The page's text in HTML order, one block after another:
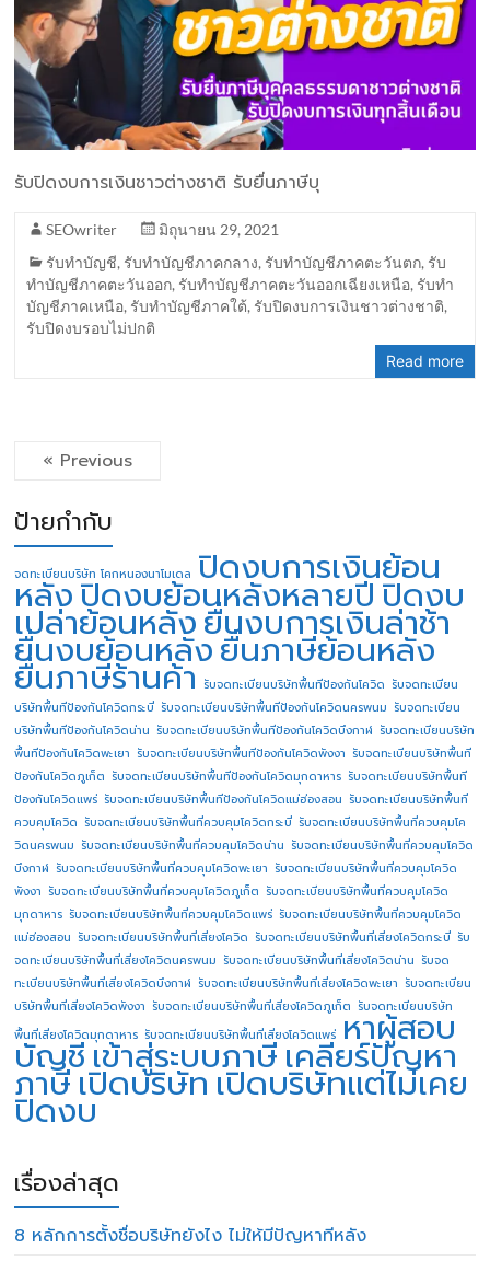
รับปิดงบการเงินชาวต่างชาติ รับยื่นภาษีบุ
SEOwriter
มิถุนายน 29, 2021
รับทำบัญชี, รับทำบัญชีภาคกลาง, รับทำบัญชีภาคตะวันตก, รับ
ทำบัญชีภาคตะวันออก, รับทำบัญชีภาคตะวันออกเฉียงเหนือ, รับทำ
บัญชีภาคเหนือ, รับทำบัญชีภาคใต้, รับปิดงบการเงินชาวต่างชาติ,
รับปิดงบรอบไม่ปกติ
Read more
« Previous
ป้ายกำกับ
จดทะเบียนบริษัท โคกหนองนาโมเดล ปิดงบการเงินย้อน
หลังปิดงบย้อนหลังหลายปี ปิดงบ
เปล่าย้อนหลังยื่นงบการเงินล่าช้า
ยื่นงบย้อนหลังยื่นภาษีย้อนหลัง
ยื่นภาษีร้านค้า รับจดทะเบียนบริษัทพื้นทีป้องกันโควิด รับจดทะเบียน
บริษัทพื้นทีป้องกันโควิดกระบี่ รับจดทะเบียนบริษัทพื้นทีป้องกันโควิดนครพนม รับจดทะเบียน
บริษัทพื้นทีป้องกันโควิดน่าน รับจดทะเบียนบริษัทพื้นทีป้องกันโควิดบึงกาฬ รับจดทะเบียนบริษัท
พื้นทีป้องกันโควิดพะเยา รับจดทะเบียนบริษัทพื้นทีป้องกันโควิดพังงา รับจดทะเบียนบริษัทพื้นที
ป้องกันโควิดภูเก็ต รับจดทะเบียนบริษัทพื้นทีป้องกันโควิดมุกดาหาร รับจดทะเบียนบริษัทพื้นที
ป้องกันโควิดแพร่ รับจดทะเบียนบริษัทพื้นทีป้องกันโควิดแม่ฮ่องสอน รับจดทะเบียนบริษัทพื้นที่
ควบคุมโควิด รับจดทะเบียนบริษัทพื้นที่ควบคุมโควิดกระบี่ รับจดทะเบียนบริษัทพื้นที่ควบคุมโค
วิดนครพนม รับจดทะเบียนบริษัทพื้นที่ควบคุมโควิดน่าน รับจดทะเบียนบริษัทพื้นที่ควบคุมโควิด
บึงกาฬ รับจดทะเบียนบริษัทพื้นที่ควบคุมโควิดพะเยา รับจดทะเบียนบริษัทพื้นที่ควบคุมโควิด
พังงา รับจดทะเบียนบริษัทพื้นที่ควบคุมโควิดภูเก็ต รับจดทะเบียนบริษัทพื้นที่ควบคุมโควิด
มุกดาหาร รับจดทะเบียนบริษัทพื้นที่ควบคุมโควิดแพร่ รับจดทะเบียนบริษัทพื้นที่ควบคุมโควิด
แม่ฮ่องสอน รับจดทะเบียนบริษัทพื้นที่เสี่ยงโควิด รับจดทะเบียนบริษัทพื้นที่เสี่ยงโควิดกระบี่ รับ
จดทะเบียนบริษัทพื้นที่เสี่ยงโควิดนครพนม รับจดทะเบียนบริษัทพื้นที่เสี่ยงโควิดน่าน รับจด
ทะเบียนบริษัทพื้นที่เสี่ยงโควิดบึงกาฬ รับจดทะเบียนบริษัทพื้นที่เสี่ยงโควิดพะเยา รับจดทะเบียน
บริษัทพื้นที่เสี่ยงโควิดพังงา รับจดทะเบียนบริษัทพื้นที่เสี่ยงโควิดภูเก็ต รับจดทะเบียนบริษัท
พื้นที่เสี่ยงโควิดมุกดาหาร รับจดทะเบียนบริษัทพื้นที่เสี่ยงโควิดแพร่ หาผู้สอบ
บัญชี เข้าสู่ระบบภาษี เคลียร์ปัญหา
ภาษีเปิดบริษัทเปิดบริษัทแต่ไม่เคย
ปิดงบ
เรื่องล่าสุด
8 หลักการตั้งชื่อบริษัทยังไง ไม่ให้มีปัญหาทีหลัง